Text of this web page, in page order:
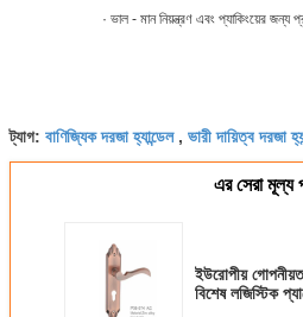
· ভাল - মান নিয়ন্ত্রণ এবং প্যাকিংয়ের জন্য
ট্যাগ: বাণিজ্যিক দরজা হ্যান্ডেল, ভারী দায়িত্ব দরজা
এর সেরা মূল্য
ইউরোপীয়
বিশেষ লজিস্টিক